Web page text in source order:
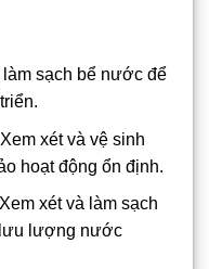
sạch bể nước để
xét và vệ sinh
hoạt động ổn định.
xét và làm sạch
lượng nước